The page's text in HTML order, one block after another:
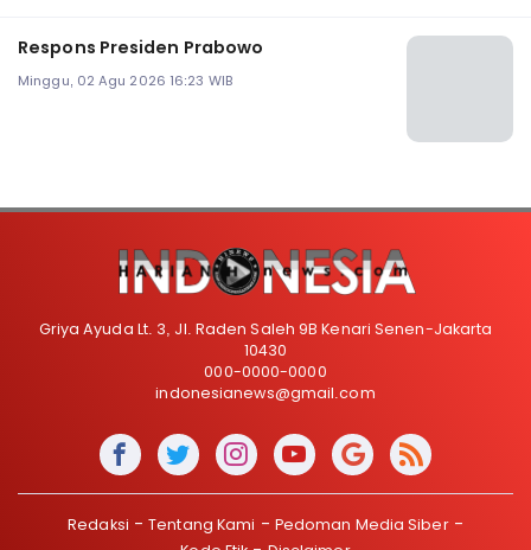
Respons Presiden Prabowo
Minggu, 02 Agu 2026 16:23 WIB
Griya Ayuda Lt. 3, Jl. Raden Saleh 9B Kenari Senen-Jakarta
10430
000-0000-0000
indonesianews@gmail.com
Redaksi Tentang Kami
Pedoman Media Siber